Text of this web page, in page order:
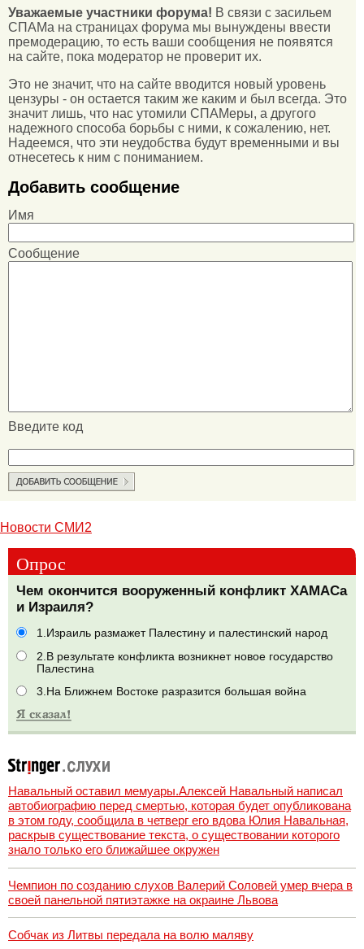
Уважаемые участники форума! В связи с засильем
СПАМа на страницах форума мы вынуждены ввести
премодерацию, то есть ваши сообщения не появятся
на сайте, пока модератор не проверит их.
Это не значит, что на сайте вводится новый уровень
цензуры - он остается таким же каким и был всегда. Это
значит лишь, что нас утомили СПАМеры, а другого
надежного способа борьбы с ними, к сожалению, нет.
Надеемся, что эти неудобства будут временными и вы
отнесетесь к ним с пониманием.
Добавить сообщение
Имя
Сообщение
Введите код
Новости СМИ2
Опрос
Чем окончится вооруженный конфликт ХАМАСа
и Израиля?
1.Израиль размажет Палестину и палестинский народ
2.В результате конфликта возникнет новое государство
Палестина
3.На Ближнем Востоке разразится большая война
Навальный оставил мемуары.Алексей Навальный написал
автобиографию перед смертью, которая будет опубликована
в этом году, сообщила в четверг его вдова Юлия Навальная,
раскрыв существование текста, о существовании которого
знало только его ближайшее окружен
Чемпион по созданию слухов Валерий Соловей умер вчера в
своей панельной пятиэтажке на окраине Львова
Собчак из Литвы передала на волю маляву